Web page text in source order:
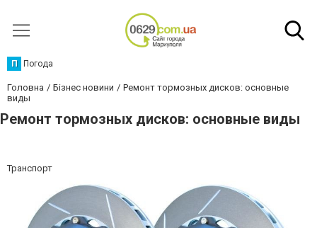
П Погода
Головна Бізнес новини
Ремонт тормозных дисков: основные
виды
Ремонт тормозных дисков: основные виды
Транспорт